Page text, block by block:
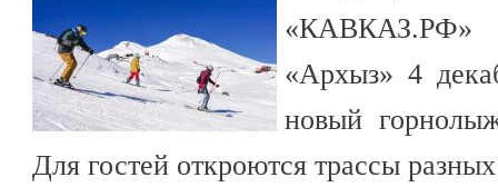
«КАВКАЗ.РФ»
«Архыз» 4
новый
Для гостей откроются трассы